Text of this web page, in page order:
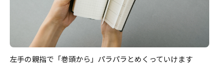
左手の親指で「巻頭から」パラパラとめくっていけます